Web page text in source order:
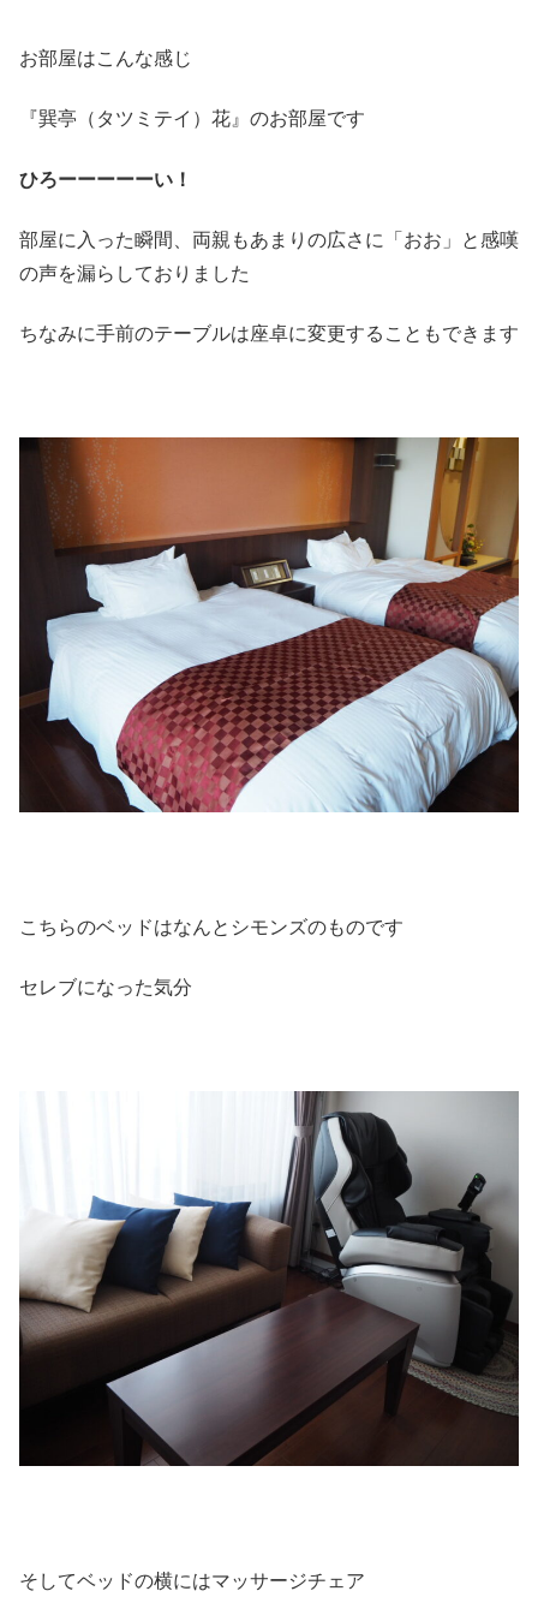
お部屋はこんな感じ
『巽亭（タツミテイ）花』のお部屋です
ひろーーーーーい！
部屋に入った瞬間、両親もあまりの広さに「おお」と感嘆
の声を漏らしておりました
ちなみに手前のテーブルは座卓に変更することもできます
こちらのベッドはなんとシモンズのものです
セレブになった気分
そしてベッドの横にはマッサージチェア